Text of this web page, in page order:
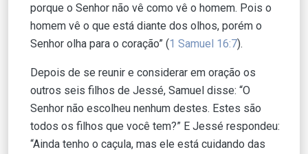
porque o Senhor não vê como vê o homem. Pois o
homem vê o que está diante dos olhos, porém o
Senhor olha para o coração” (1 Samuel 16:7).
Depois de se reunir e considerar em oração os
outros seis filhos de Jessé, Samuel disse: “O
Senhor não escolheu nenhum destes. Estes são
todos os filhos que você tem?” E Jessé respondeu:
“Ainda tenho o caçula, mas ele está cuidando das